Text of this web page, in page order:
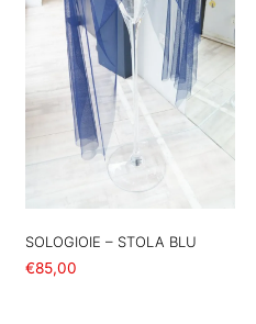
SOLOGIOIE – STOLA BLU
€85,00